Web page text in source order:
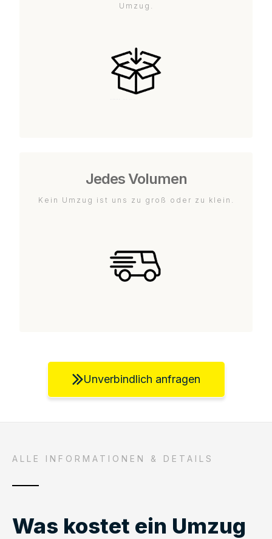
Umzug.
Jedes Volumen
Kein Umzug ist uns zu groß oder zu klein.
Unverbindlich anfragen
ALLE INFORMATIONEN & DETAILS
Was kostet ein Umzug